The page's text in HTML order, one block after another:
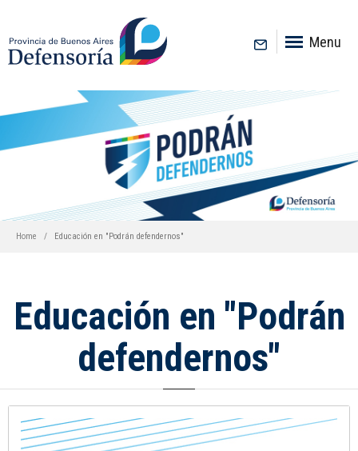
Menu
Home Educación en "Podrán defendernos"
Educación en "Podrán
defendernos"